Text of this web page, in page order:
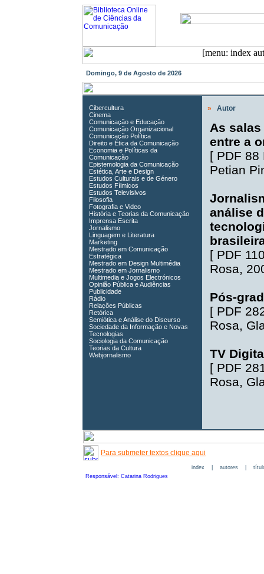
Domingo, 9 de Agosto de 2026
Cibercultura
Cinema
Comunicação e Educação
Comunicação Organizacional
Comunicação Política
Direito e Ética da Comunicação
Economia e Políticas da
Comunicação
Epistemologia da Comunicação
Estética, Arte e Design
Estudos Culturais e de Género
Estudos Fílmicos
Estudos Televisivos
Filosofia
Fotografia e Video
História e Teorias da Comunicação
Imprensa Escrita
Jornalismo
Linguagem e Literatura
Marketing
Mestrado em Comunicação
Estratégica
Mestrado em Design Multimédia
Mestrado em Jornalismo
Multimedia e Jogos Electrónicos
Opinião Pública e Audiências
Publicidade
Rádio
Relações Públicas
Retórica
Semiótica e Análise do Discurso
Sociedade da Informação e Novas
Tecnologias
Sociologia da Comunicação
Teorias da Cultura
Webjornalismo
» Autor
As
entre a
[ PDF 88
Petian
análise
[ PDF
Rosa,
Pós-
[ PDF
Rosa,
TV
[ PDF
Rosa,
Para submeter textos clique aqui
index| autores|